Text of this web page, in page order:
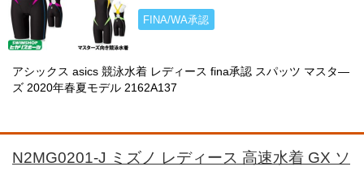
FINA/WA承認
アシックス asics 競泳水着 レディース fina承認 スパッツ マスタ―
ズ 2020年春夏モデル 2162A137
N2MG0201-J ミズノ レディース 高速水着 GX ソ